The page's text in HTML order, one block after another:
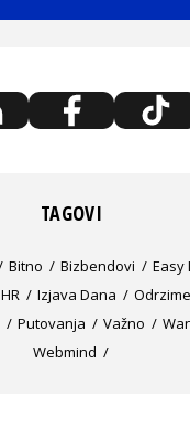
TAGOVI
Bitno Bizbendovi
Easy
HR Izjava Dana
Odrzime
Putovanja Važno
Webmind